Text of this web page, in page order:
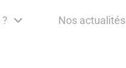
Nos actualités